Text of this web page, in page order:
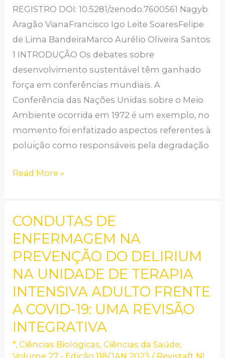
REGISTRO DOI: 10.5281/zenodo.7600561 Nagyb
Aragão VianaFrancisco Igo Leite SoaresFelipe
de Lima BandeiraMarco Aurélio Oliveira Santos
1 INTRODUÇÃO Os debates sobre
desenvolvimento sustentável têm ganhado
força em conferências mundiais. A
Conferência das Nações Unidas sobre o Meio
Ambiente ocorrida em 1972 é um exemplo, no
momento foi enfatizado aspectos referentes à
poluição como responsáveis pela degradação
Read More »
CONDUTAS DE
ENFERMAGEM NA
PREVENÇÃO DO DELIRIUM
NA UNIDADE DE TERAPIA
INTENSIVA ADULTO FRENTE
A COVID-19: UMA REVISÃO
INTEGRATIVA
*,Ciências Biológicas,Ciências da Saúde,
Volume 27 - Edição 118/JAN 2023 / Revistaft NI
CONDUTAS
DE
ENFERMAGEM
PREVENÇÃO
DO
DELIRIUM
NA
UNIDADE
DE